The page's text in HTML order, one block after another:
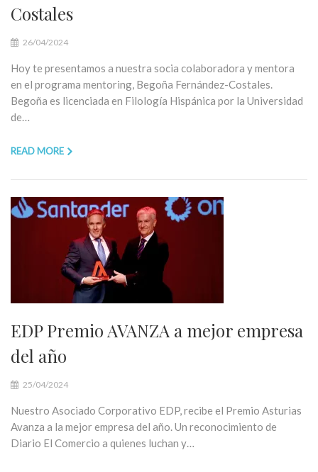
Costales
26/04/2024
Hoy te presentamos a nuestra socia colaboradora y mentora
en el programa mentoring, Begoña Fernández-Costales.
Begoña es licenciada en Filología Hispánica por la Universidad
de…
READ MORE
EDP Premio AVANZA a mejor empresa
del año
25/04/2024
Nuestro Asociado Corporativo EDP, recibe el Premio Asturias
Avanza a la mejor empresa del año. Un reconocimiento de
Diario El Comercio a quienes luchan y…